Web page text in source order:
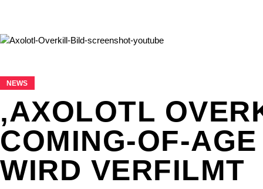
NEWS
‚AXOLOTL
COMING-OF-
WIRD VERFILMT